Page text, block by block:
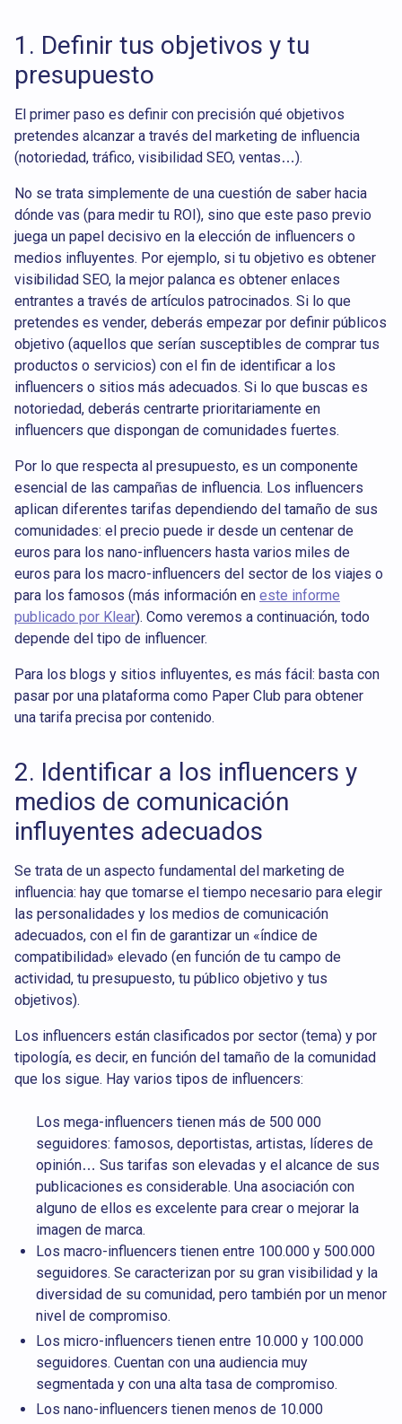
1. Definir tus objetivos y tu
presupuesto
El primer paso es definir con precisión qué objetivos
pretendes alcanzar a través del marketing de influencia
(notoriedad, tráfico, visibilidad SEO, ventas…).
No se trata simplemente de una cuestión de saber hacia
dónde vas (para medir tu ROI), sino que este paso previo
juega un papel decisivo en la elección de influencers o
medios influyentes. Por ejemplo, si tu objetivo es obtener
visibilidad SEO, la mejor palanca es obtener enlaces
entrantes a través de artículos patrocinados. Si lo que
pretendes es vender, deberás empezar por definir públicos
objetivo (aquellos que serían susceptibles de comprar tus
productos o servicios) con el fin de identificar a los
influencers o sitios más adecuados. Si lo que buscas es
notoriedad, deberás centrarte prioritariamente en
influencers que dispongan de comunidades fuertes.
Por lo que respecta al presupuesto, es un componente
esencial de las campañas de influencia. Los influencers
aplican diferentes tarifas dependiendo del tamaño de sus
comunidades: el precio puede ir desde un centenar de
euros para los nano-influencers hasta varios miles de
euros para los macro-influencers del sector de los viajes o
para los famosos (más información en este informe
publicado por Klear). Como veremos a continuación, todo
depende del tipo de influencer.
Para los blogs y sitios influyentes, es más fácil: basta con
pasar por una plataforma como Paper Club para obtener
una tarifa precisa por contenido.
2. Identificar a los influencers y
medios de comunicación
influyentes adecuados
Se trata de un aspecto fundamental del marketing de
influencia: hay que tomarse el tiempo necesario para elegir
las personalidades y los medios de comunicación
adecuados, con el fin de garantizar un «índice de
compatibilidad» elevado (en función de tu campo de
actividad, tu presupuesto, tu público objetivo y tus
objetivos).
Los influencers están clasificados por sector (tema) y por
tipología, es decir, en función del tamaño de la comunidad
que los sigue. Hay varios tipos de influencers:
Los mega-influencers tienen más de 500 000
seguidores: famosos, deportistas, artistas, líderes de
opinión… Sus tarifas son elevadas y el alcance de sus
publicaciones es considerable. Una asociación con
alguno de ellos es excelente para crear o mejorar la
imagen de marca.
Los macro-influencers tienen entre 100.000 y 500.000
seguidores. Se caracterizan por su gran visibilidad y la
diversidad de su comunidad, pero también por un menor
nivel de compromiso.
Los micro-influencers tienen entre 10.000 y 100.000
seguidores. Cuentan con una audiencia muy
segmentada y con una alta tasa de compromiso.
Los nano-influencers tienen menos de 10.000